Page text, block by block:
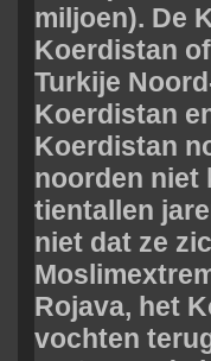
miljoen). De
Koerdistan
Turkije
Koerdistan
Koerdistan
noorden niet
tientallen
niet dat ze
Rojava, het
vochten